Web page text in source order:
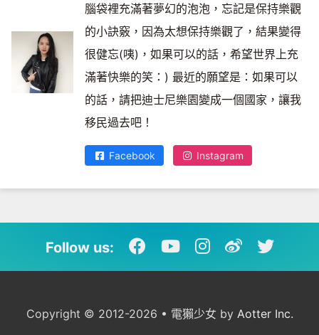
腦袋裡充滿著夢幻的泡泡，忘記是保持樂觀
的小訣竅，因為太想保持樂觀了，結果變得
很健忘(咦)，如果可以的話，希望世界上充
滿著快樂的笑：) 最近的願望是：如果可以
的話，請把迪士尼樂園變成一個國家，讓我
移民過去吧！
Facebook Instagram
Follow us:
Copyright © 2012-2026 • 電獺少女 by Aotter Inc.